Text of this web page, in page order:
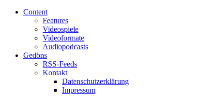
Content
Features
Videospiele
Videoformate
Audiopodcasts
Gedöns
RSS-Feeds
Kontakt
Datenschutzerklärung
Impressum